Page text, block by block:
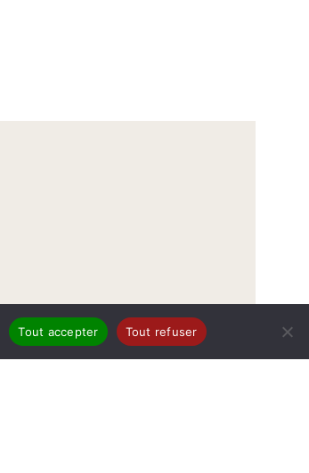
Tout accepter Tout refuser